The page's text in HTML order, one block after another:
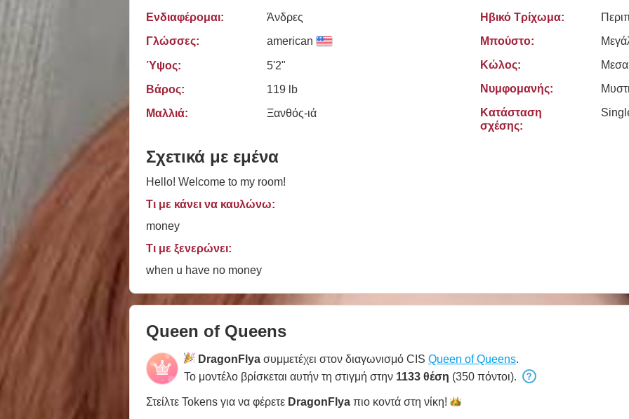
Ενδιαφέρομαι:
Άνδρες
Γλώσσες:
american
Ύψος:
5'2"
Βάρος:
119 lb
Μαλλιά:
Ξανθός-ιά
Ηβικό Τρίχωμα:
Μπούστο:
Κώλος:
Νυμφομανής:
Κατάσταση
σχέσης:
Σχετικά με εμένα
Hello! Welcome to my room!
Τι με κάνει να καυλώνω:
money
Τι με ξενερώνει:
when u have no money
Queen of Queens
DragonFlya συμμετέχει στον διαγωνισμό CIS Queen of Queens.
Το μοντέλο βρίσκεται αυτήν τη στιγμή στην 1133 θέση (350 πόντοι).
Στείλτε Tokens για να φέρετε DragonFlya πιο κοντά στη νίκη!